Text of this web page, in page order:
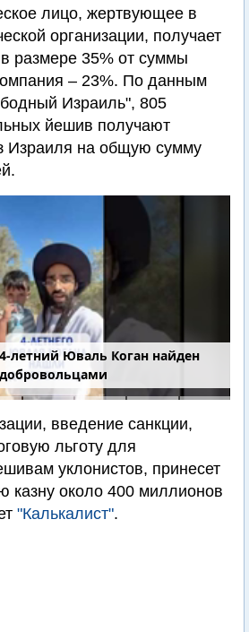
лицо, жертвующее в
организации, получает
размере 35% от суммы
– 23%. По данным
Израиль", 805
йешив получают
Израиля на общую сумму
4-летний Юваль Коган найден
добровольцами
введение санкции,
льготу для
уклонистов, принесет
казну около 400 миллионов
"Калькалист".